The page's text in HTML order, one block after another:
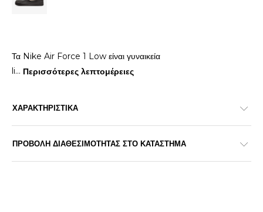
Τα Nike Air Force 1 Low είναι γυναικεία
li... Περισσότερες λεπτομέρειες
ΧΑΡΑΚΤΗΡΙΣΤΙΚΑ
ΠΡΟΒΟΛΗ ΔΙΑΘΕΣΙΜΟΤΗΤΑΣ ΣΤΟ ΚΑΤΑΣΤΗΜΑ